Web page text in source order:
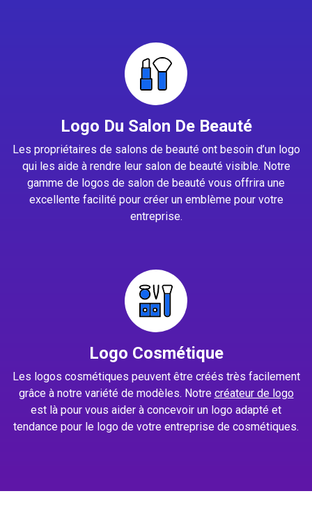
Logo Du Salon De Beauté
Les propriétaires de salons de beauté ont besoin d’un logo
qui les aide à rendre leur salon de beauté visible. Notre
gamme de logos de salon de beauté vous offrira une
excellente facilité pour créer un emblème pour votre
entreprise.
Logo Cosmétique
Les logos cosmétiques peuvent être créés très facilement
grâce à notre variété de modèles. Notre créateur de logo
est là pour vous aider à concevoir un logo adapté et
tendance pour le logo de votre entreprise de cosmétiques.